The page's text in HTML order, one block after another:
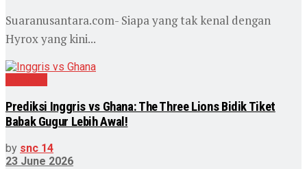
Suaranusantara.com- Siapa yang tak kenal dengan
Hyrox yang kini...
Prediksi Inggris vs Ghana: The Three Lions Bidik Tiket
Babak Gugur Lebih Awal!
by snc 14
23 June 2026